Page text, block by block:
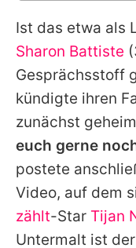
Alle
Ist das etwa als
Sharon Battiste
Gesprächsstoff
kündigte ihren
zunächst
euch gerne
postete
Video, auf dem
zählt-Star Tijan
Untermalt ist